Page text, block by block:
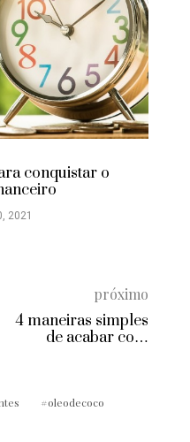
conquistar o
2021
próximo
4 maneiras simples
de acabar com
oleodecoco